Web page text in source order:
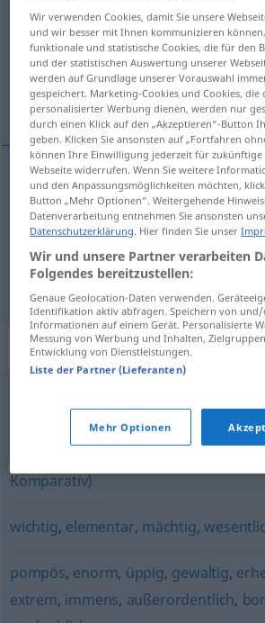
Übersicht aller Übersetzungen
(Für mehr Details die Übersetzung
doniosły, ważny, wybitny,
doniosły ,ważny bedeutend
wybitny bedeutendPerson,
znaczny bedeutendbeachtlich
Synonyme für
umfangreich,(zahlenmäßig) groß,
Komparativ)
wichtig, elementar, mächtig,
pompös, enorm, üppig, gewaltig,
extrem, immens, außerordentlich,
Wir verwenden Cookies, damit Sie unsere
und wir besser mit Ihnen kommunizieren
funktionale und statistische Cookies, die für den
und der statistischen Auswertung unserer
werden auf Grundlage unserer Vorauswahl
gespeichert. Marketing-Cookies und Cookies, die
personalisierter Werbung dienen, werden nur
durch einen Klick auf den „Akzeptieren“-Button
geben. Klicken Sie ansonsten auf „Fortfahren
können Ihre Einwilligung jederzeit für zukünftige
Webseite widerrufen. Wenn Sie weitere
und den Anpassungsmöglichkeiten möchten,
Button „Mehr Optionen“. Weitergehende
Datenverarbeitung entnehmen Sie ansonsten
Datenschutzerklärung. Hier finden Sie unser
Wir und unsere Partner verarbeiten
Folgendes bereitzustellen:
Genaue Geolocation-Daten verwenden.
Identifikation aktiv abfragen. Speichern von
Informationen auf einem Gerät. Personalisierte
Messung von Werbung und Inhalten,
Entwicklung von Dienstleistungen.
Liste der Partner (Lieferanten)
Mehr Optionen